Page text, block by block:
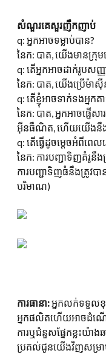
សំណួរគេសួរញឹកញាប់
q: អ្នកអាចទម្លាប់បាន?
នៃក: បាត, យើងមានក្រុម
q: តើអ្នកអាចដាក់រូបសញ្
នៃក: បាត, យើងប្រើម៉ា
q: តើខ្ញុំអាចទាក់ទងអ្ន
នៃក: បាត, អ្នកអាចផ្ញើ
អ៊ីនធឺណិត, ហើយយើងនឹង
q: តើធ្វើដូចម្តេចអំពីពេ
នៃក: ការបញ្ជាទិញគំរូនឹង
ការបញ្ជាទិញធំនឹងត្រូវប
បរិមាណ)
ការធានា:អ្នកលក់ទទួល
អ្នកផលិតហើយអាចដំណើរ
ការឬជំនួសផ្នែកខ្លះយ៉ាង
ប្រគល់ជូនយើងវិញសម្រាប់